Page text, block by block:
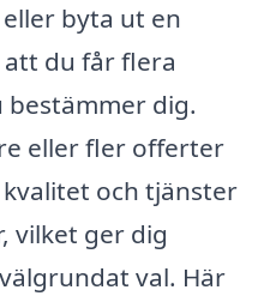
byta ut en
du får flera
dig.
eller fler offerter
och tjänster
vilket ger dig
val. Här